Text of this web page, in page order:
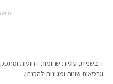
דובשניות, עוגיות שחומות דחוסות
וגרסאות שונות ומגוונות להכנתן.